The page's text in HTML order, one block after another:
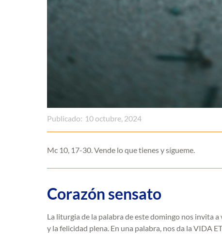
Publicado: 10 octubre, 2024
Mc 10, 17-30. Vende lo que tienes y sígueme.
Corazón sensato
La liturgia de la palabra de este domingo nos invita
y la felicidad plena. En una palabra, nos da la VIDA